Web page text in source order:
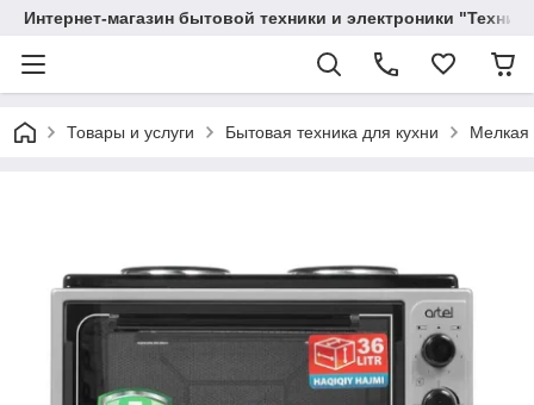
Интернет-магазин бытовой техники и электроники
Товары и услуги Бытовая техника для кухни Мелкая